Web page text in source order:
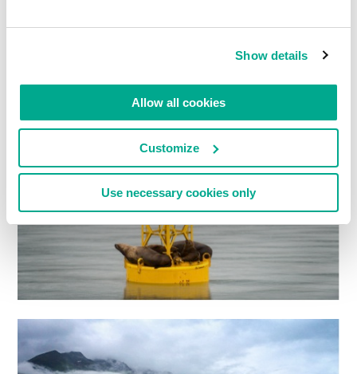
Show details
Allow all cookies
Customize
Use necessary cookies only